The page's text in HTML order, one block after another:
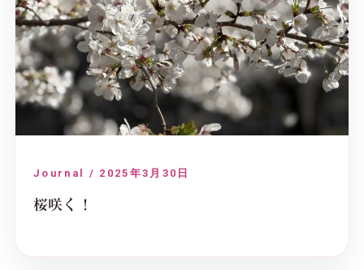
Journal / 2025年3月30日
桜咲く！